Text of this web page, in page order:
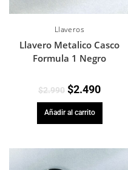
Llaveros
Llavero Metalico Casco
Formula 1 Negro
$2.990 $2.490
Añadir al carrito